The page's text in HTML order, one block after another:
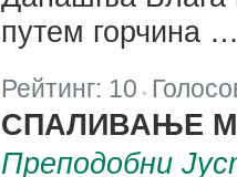
путем горчина
Рейтинг: 10
СПАЛИВАЊЕ
Преподобни